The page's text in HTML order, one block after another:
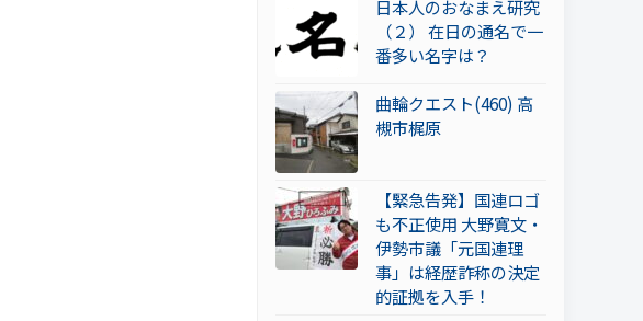
日本人のおなまえ研究
（２） 在日の通名で一
番多い名字は？
曲輪クエスト(460) 高
槻市梶原
【緊急告発】国連ロゴ
も不正使用 大野寛文・
伊勢市議「元国連理
事」は経歴詐称の決定
的証拠を入手！